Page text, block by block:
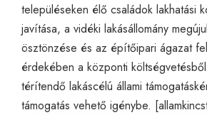
településeken élő családok lakhatási
javítása, a vidéki lakásállomány
ösztönzése és az építőipari ágazat
érdekében a központi
térítendő lakáscélú állami
támogatás vehető igénybe. [